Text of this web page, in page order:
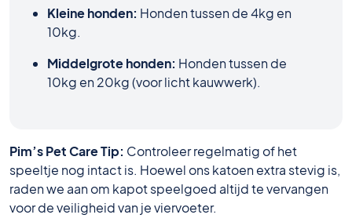
Kleine honden: Honden tussen de 4kg en
10kg.
Middelgrote honden: Honden tussen de
10kg en 20kg (voor licht kauwwerk).
Pim’s Pet Care Tip: Controleer regelmatig of het
speeltje nog intact is. Hoewel ons katoen extra stevig is,
raden we aan om kapot speelgoed altijd te vervangen
voor de veiligheid van je viervoeter.